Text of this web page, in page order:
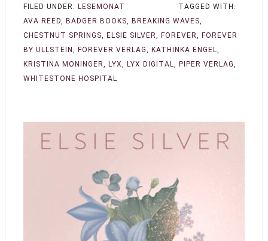
FILED UNDER: LESEMONAT
TAGGED WITH:
AVA REED, BADGER BOOKS, BREAKING WAVES,
CHESTNUT SPRINGS, ELSIE SILVER, FOREVER, FOREVER
BY ULLSTEIN , FOREVER VERLAG, KATHINKA ENGEL,
KRISTINA MONINGER, LYX, LYX DIGITAL, PIPER VERLAG,
WHITESTONE HOSPITAL